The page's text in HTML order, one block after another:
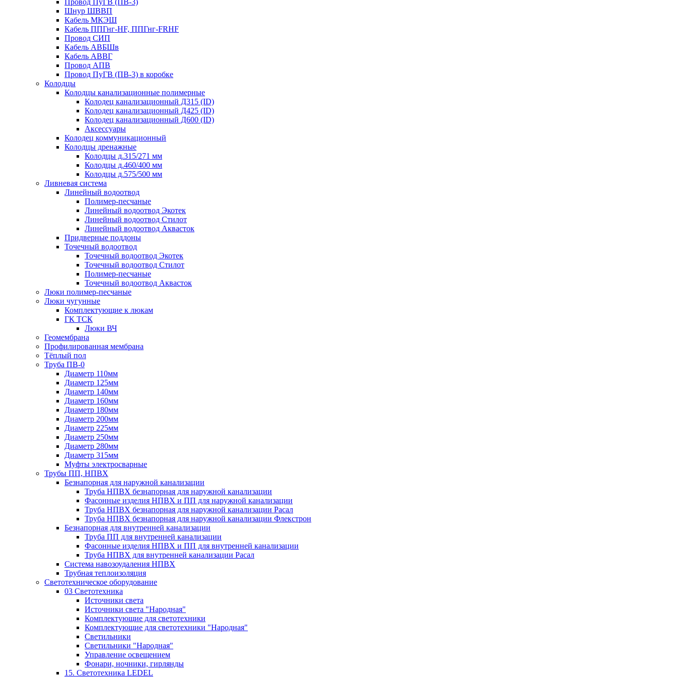
Шнур ШВВП
Кабель МКЭШ
Кабель ППГнг-HF, ППГнг-FRHF
Провод СИП
Кабель АВБШв
Кабель АВВГ
Провод АПВ
Провод ПуГВ (ПВ-3) в коробке
Колодцы
Колодцы канализационные полимерные
Колодец канализационный Д315 (ID)
Колодец канализационный Д425 (ID)
Колодец канализационный Д600 (ID)
Аксессуары
Колодец коммуникационный
Колодцы дренажные
Колодцы д.315/271 мм
Колодцы д.460/400 мм
Колодцы д.575/500 мм
Ливневая система
Линейный водоотвод
Полимер-песчаные
Линейный водоотвод Экотек
Линейный водоотвод Стилот
Линейный водоотвод Аквасток
Придверные поддоны
Точечный водоотвод
Точечный водоотвод Экотек
Точечный водоотвод Стилот
Полимер-песчаные
Точечный водоотвод Аквасток
Люки полимер-песчаные
Люки чугунные
Комплектующие к люкам
ГК ТСК
Люки ВЧ
Геомембрана
Профилированная мембрана
Тёплый пол
Труба ПВ-0
Диаметр 110мм
Диаметр 125мм
Диаметр 140мм
Диаметр 160мм
Диаметр 180мм
Диаметр 200мм
Диаметр 225мм
Диаметр 250мм
Диаметр 280мм
Диаметр 315мм
Муфты электросварные
Трубы ПП, НПВХ
Безнапорная для наружной канализации
Труба НПВХ безнапорная для наружной канализации
Фасонные изделия НПВХ и ПП для наружной канализации
Труба НПВХ безнапорная для наружной канализации Расал
Труба НПВХ безнапорная для наружной канализации Флекстрон
Безнапорная для внутренней канализации
Труба ПП для внутренней канализации
Фасонные изделия НПВХ и ПП для внутренней канализации
Труба НПВХ для внутренней канализации Расал
Система навозоудаления НПВХ
Трубная теплоизоляция
Светотехническое оборудование
03 Светотехника
Источники света
Источники света "Народная"
Комплектующие для светотехники
Комплектующие для светотехники "Народная"
Светильники
Светильники "Народная"
Управление освещением
Фонари, ночники, гирлянды
15. Светотехника LEDEL